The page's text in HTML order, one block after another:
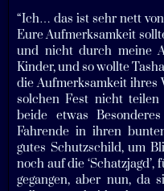
“Ich… das ist sehr nett
Eure Aufmerksamkeit
und nicht durch meine
Kinder, und so wollte
die Aufmerksamkeit ihres
solchen Fest nicht
beide etwas
Fahrende in ihren
gutes Schutzschild, um
noch auf die
gegangen, aber nun, da